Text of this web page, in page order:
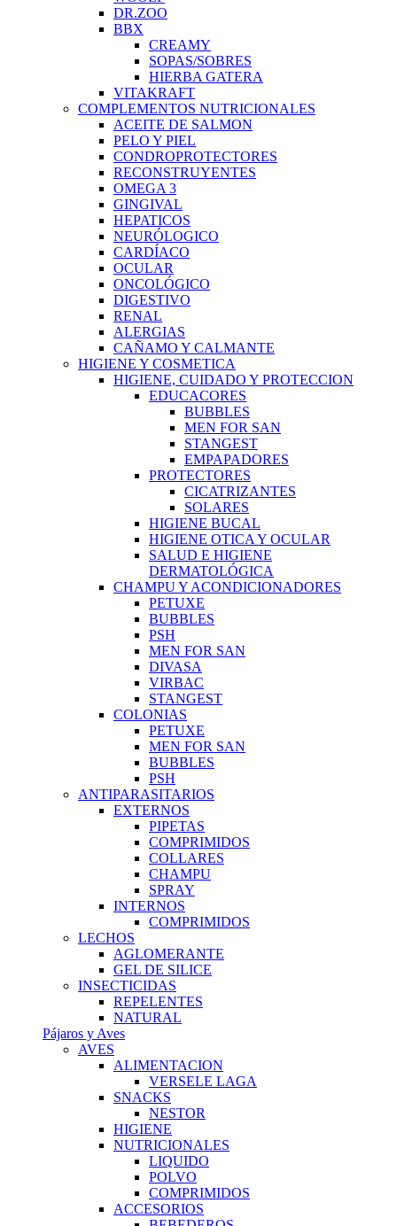
DR.ZOO
BBX
CREAMY
SOPAS/SOBRES
HIERBA GATERA
VITAKRAFT
COMPLEMENTOS NUTRICIONALES
ACEITE DE SALMON
PELO Y PIEL
CONDROPROTECTORES
RECONSTRUYENTES
OMEGA 3
GINGIVAL
HEPATICOS
NEURÓLOGICO
CARDÍACO
OCULAR
ONCOLÓGICO
DIGESTIVO
RENAL
ALERGIAS
CAÑAMO Y CALMANTE
HIGIENE Y COSMETICA
HIGIENE, CUIDADO Y PROTECCION
EDUCACORES
BUBBLES
MEN FOR SAN
STANGEST
EMPAPADORES
PROTECTORES
CICATRIZANTES
SOLARES
HIGIENE BUCAL
HIGIENE OTICA Y OCULAR
SALUD E HIGIENE
DERMATOLÓGICA
CHAMPU Y ACONDICIONADORES
PETUXE
BUBBLES
PSH
MEN FOR SAN
DIVASA
VIRBAC
STANGEST
COLONIAS
PETUXE
MEN FOR SAN
BUBBLES
PSH
ANTIPARASITARIOS
EXTERNOS
PIPETAS
COMPRIMIDOS
COLLARES
CHAMPU
SPRAY
INTERNOS
COMPRIMIDOS
LECHOS
AGLOMERANTE
GEL DE SILICE
INSECTICIDAS
REPELENTES
NATURAL
Pájaros y Aves
AVES
ALIMENTACION
VERSELE LAGA
SNACKS
NESTOR
HIGIENE
NUTRICIONALES
LIQUIDO
POLVO
COMPRIMIDOS
ACCESORIOS